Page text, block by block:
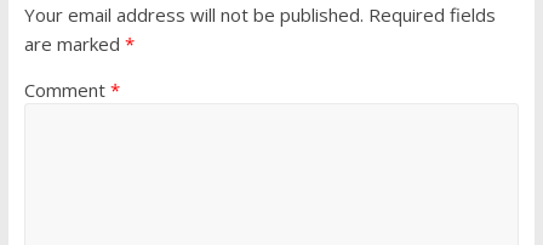
Your email address will not be published. Required fields
are marked *
Comment *